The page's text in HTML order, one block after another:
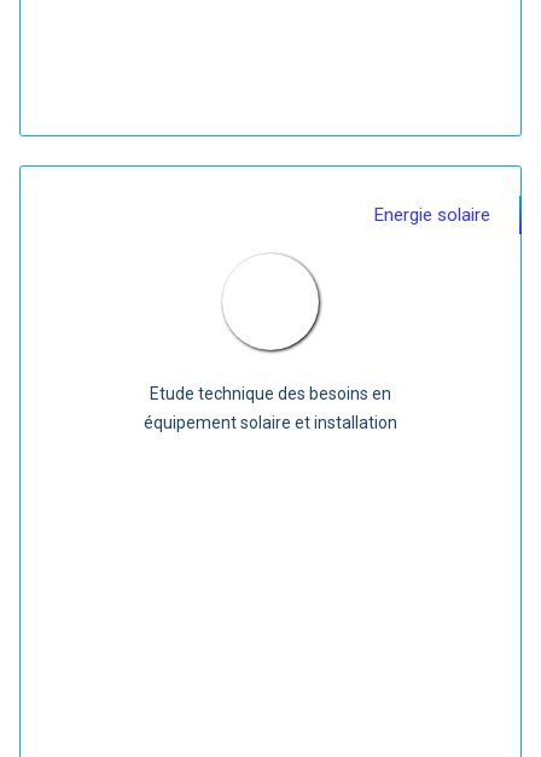
Energie solaire
Etude technique des besoins en
équipement solaire et installation